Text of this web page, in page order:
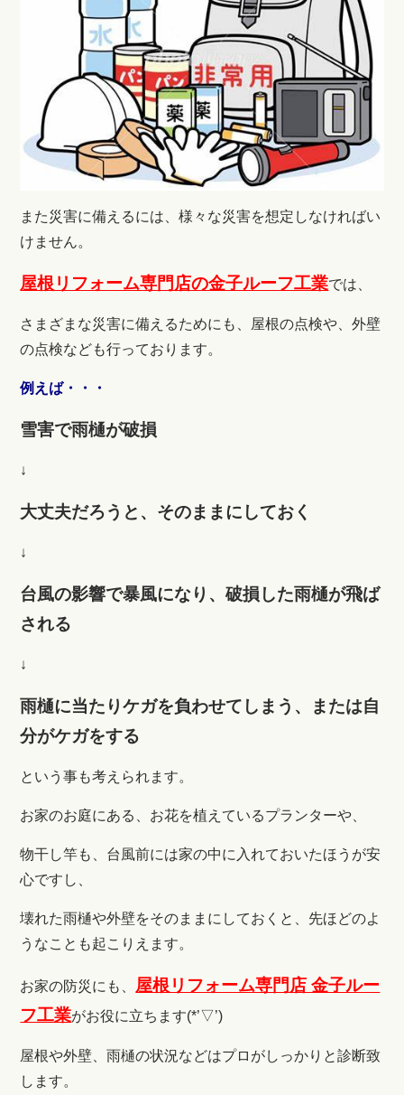
また災害に備えるには、様々な災害を想定しなければい
けません。
屋根リフォーム専門店の金子ルーフ工業では、
さまざまな災害に備えるためにも、屋根の点検や、外壁
の点検なども行っております。
例えば・・・
雪害で雨樋が破損
↓
大丈夫だろうと、そのままにしておく
↓
台風の影響で暴風になり、破損した雨樋が飛ば
される
↓
雨樋に当たりケガを負わせてしまう、または自
分がケガをする
という事も考えられます。
お家のお庭にある、お花を植えているプランターや、
物干し竿も、台風前には家の中に入れておいたほうが安
心ですし、
壊れた雨樋や外壁をそのままにしておくと、先ほどのよ
うなことも起こりえます。
お家の防災にも、 屋根リフォーム専門店 金子ルー
フ工業がお役に立ちます(*’▽’)
屋根や外壁、雨樋の状況などはプロがしっかりと診断致
します。